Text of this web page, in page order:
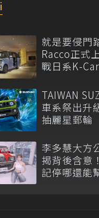
就是要侵門
Racco正式
戰日系K-
TAIWAN
車系祭出升
抽麗星郵輪
李多慧大方
揭背後含意
記停哪還能